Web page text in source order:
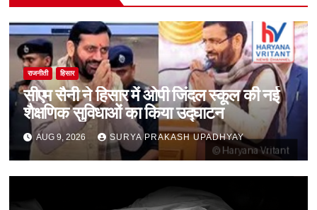
राजनीती हिसार
सीएम सैनी ने हिसार में ओपी जिंदल स्कूल की नई
शैक्षणिक सुविधाओं का किया उद्घाटन
AUG 9, 2026 SURYA PRAKASH UPADHYAY